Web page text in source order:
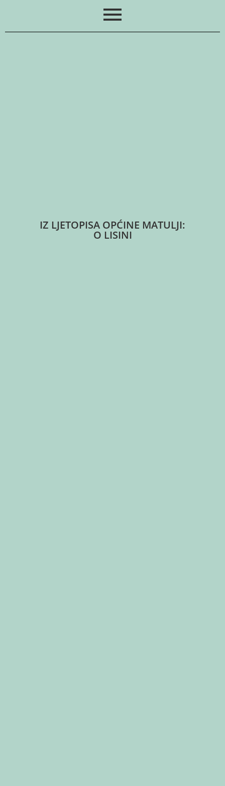
IZ LJETOPISA OPĆINE MATULJI:
O LISINI